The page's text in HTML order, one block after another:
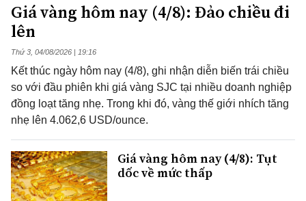
Giá vàng hôm nay (4/8): Đảo chiều đi
lên
Thứ 3, 04/08/2026 | 19:16
Kết thúc ngày hôm nay (4/8), ghi nhận diễn biến trái chiều
so với đầu phiên khi giá vàng SJC tại nhiều doanh nghiệp
đồng loạt tăng nhẹ. Trong khi đó, vàng thế giới nhích tăng
nhẹ lên 4.062,6 USD/ounce.
Giá vàng hôm nay (4/8): Tụt
dốc về mức thấp